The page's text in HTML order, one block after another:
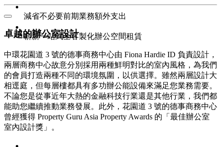
減省不必要前期業務額外支出
嶄新一站式全客製化辦公空間租賃
卓越的辦公室設計
中環花園道 3 號的德事商務中心由 Fiona Hardie ID 負責設計，
兩層商務中心故意分別採用兩種鮮明對比的室內風格，為我們
的會員打造兩種不同的環境氛圍，以供選擇。雖然兩層設計大
相逕庭，但每層樓都具有多功辦公能設備來滿足您業務需要。
不論您是從事近年大熱的金融科技行業還是其他行業，我們都
能助您繼續推動業務發展。此外，花園道 3 號的德事商務中心
曾經獲得 Property Guru Asia Property Awards 的「最佳辦公室
室內設計獎」。